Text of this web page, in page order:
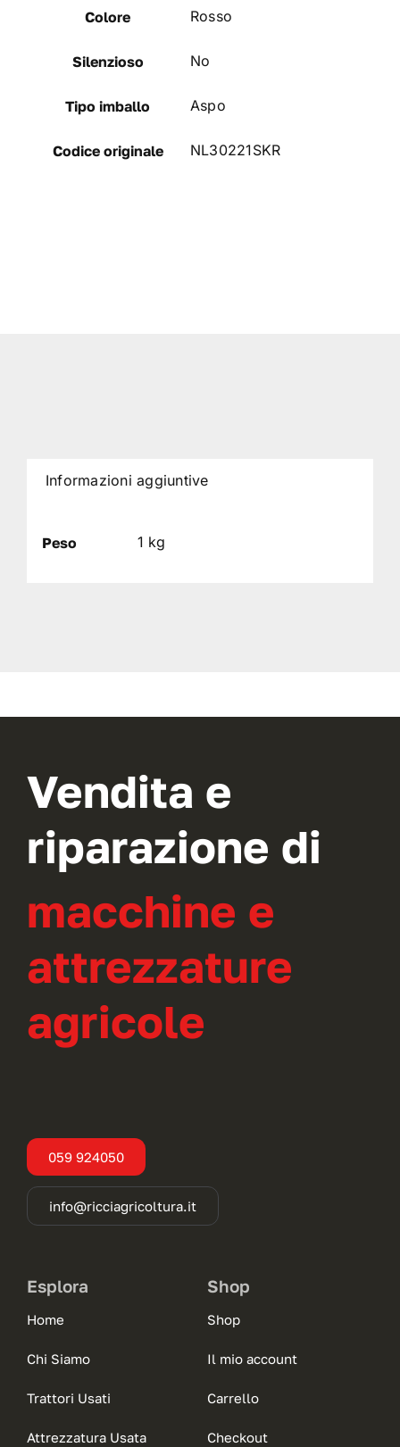
Colore Rosso
Silenzioso No
Tipo imballo Aspo
Codice originale NL30221SKR
Informazioni aggiuntive
Peso 1 kg
Vendita e
riparazione di
macchine e
attrezzature
agricole
059 924050
info@ricciagricoltura.it
Esplora
Home
Chi Siamo
Trattori Usati
Attrezzatura Usata
Shop
Shop
Il mio account
Carrello
Checkout